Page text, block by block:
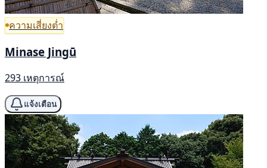
ความเสี่ยงต่ำ
Minase Jingū
293 เหตุการณ์
แจ้งเตือน